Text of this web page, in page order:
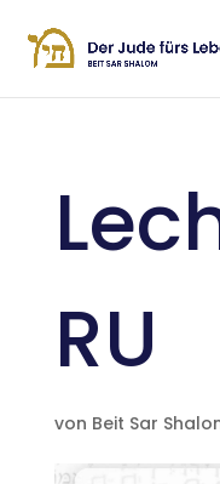
RU
von Beit Sar